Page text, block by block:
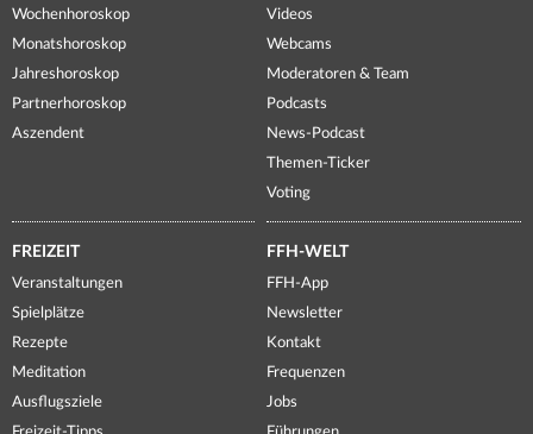
Wochenhoroskop
Monatshoroskop
Jahreshoroskop
Partnerhoroskop
Aszendent
Videos
Webcams
Moderatoren & Team
Podcasts
News-Podcast
Themen-Ticker
Voting
FREIZEIT
Veranstaltungen
Spielplätze
Rezepte
Meditation
Ausflugsziele
FFH-WELT
FFH-App
Newsletter
Kontakt
Frequenzen
Jobs